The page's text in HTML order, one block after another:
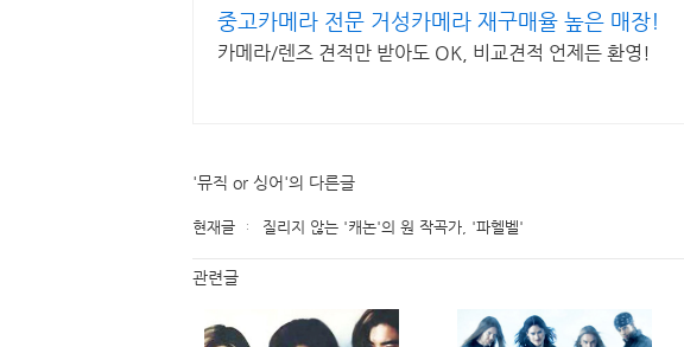
중고카메라 전문 거성카메라 재구매율 높은 매장!
카메라/렌즈 견적만 받아도 OK, 비교견적 언제든 환영!
'뮤직 or 싱어'의 다른글
현재글 질리지 않는 '캐논'의 원 작곡가, '파헬벨'
관련글